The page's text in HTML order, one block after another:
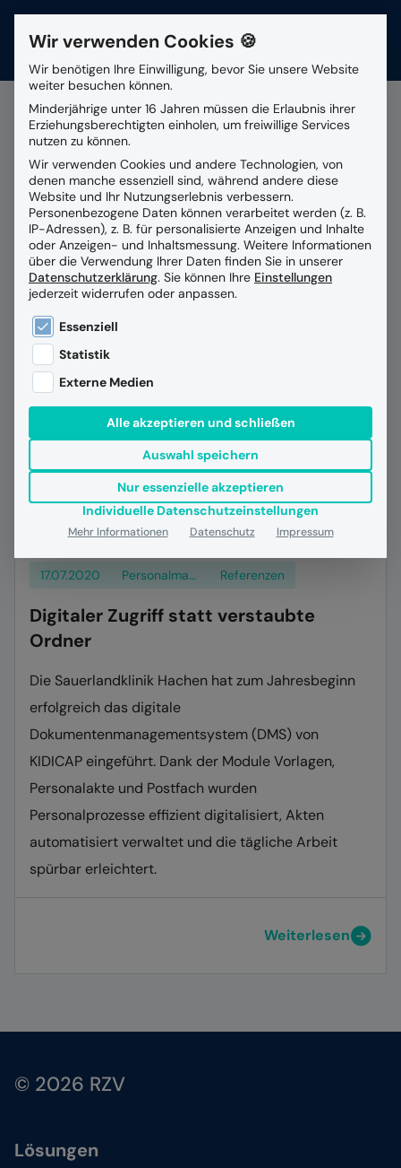
Suchfeld
Suchen
Alle Beiträge mit dem
SchlagwortDigitale
Personalakte
17.07.2020 Personalmanagement Referenzen
Digitaler Zugriff statt verstaubte
Ordner
Die Sauerlandklinik Hachen hat zum Jahresbeginn
erfolgreich das digitale
Dokumentenmanagementsystem (DMS) von
KIDICAP eingeführt. Dank der Module Vorlagen,
Personalakte und Postfach wurden
Personalprozesse effizient digitalisiert, Akten
automatisiert verwaltet und die tägliche Arbeit
spürbar erleichtert.
Weiterlesen
© 2026 RZV
Lösungen
Wir verwenden Cookies 🍪
Wir benötigen Ihre Einwilligung, bevor Sie unsere Website
weiter besuchen können.
Minderjährige unter 16 Jahren müssen die Erlaubnis ihrer
Erziehungsberechtigten einholen, um freiwillige Services
nutzen zu können.
Wir verwenden Cookies und andere Technologien, von
denen manche essenziell sind, während andere diese
Website und Ihr Nutzungserlebnis verbessern.
Personenbezogene Daten können verarbeitet werden (z. B.
IP-Adressen), z. B. für personalisierte Anzeigen und Inhalte
oder Anzeigen- und Inhaltsmessung. Weitere Informationen
über die Verwendung Ihrer Daten finden Sie in unserer
Datenschutzerklärung. Sie können Ihre Einstellungen
jederzeit widerrufen oder anpassen.
Es folgt eine Liste der Service-Gruppen, für die
Essenziell
Statistik
Externe Medien
Alle akzeptieren und schließen
Auswahl speichern
Nur essenzielle akzeptieren
Individuelle Datenschutzeinstellungen
Mehr Informationen Datenschutz Impressum